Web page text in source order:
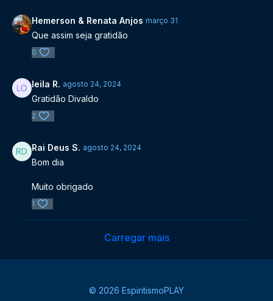
Hemerson & Renata Anjos março 31
Que assim seja gratidão
0
leila R. agosto 24, 2024
Gratidão Divaldo
2
Rai Deus S. agosto 24, 2024
Bom dia
Muito obrigado
1
Carregar mais
© 2026 EspiritismoPLAY